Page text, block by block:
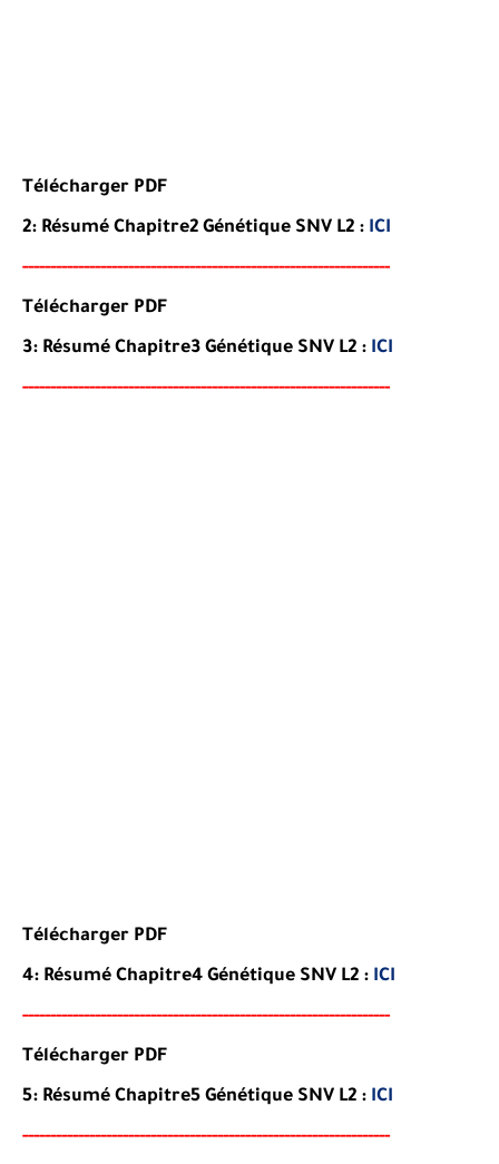
Télécharger PDF
2: Résumé Chapitre2 Génétique SNV L2 : ICI
------------------------------------------------------------------
Télécharger PDF
3: Résumé Chapitre3 Génétique SNV L2 : ICI
------------------------------------------------------------------
Télécharger PDF
4: Résumé Chapitre4 Génétique SNV L2 : ICI
------------------------------------------------------------------
Télécharger PDF
5: Résumé Chapitre5 Génétique SNV L2 : ICI
------------------------------------------------------------------